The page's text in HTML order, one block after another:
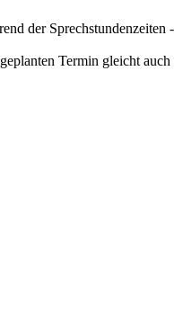
der
Termin gleicht auch